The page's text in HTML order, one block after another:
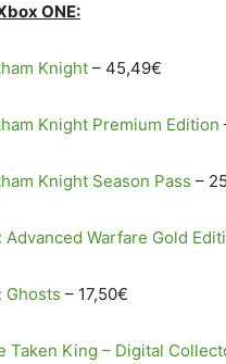
ONE:
Knight – 45,49€
Knight Premium Edition
Knight Season Pass –
Advanced Warfare Gold
Ghosts – 17,50€
Taken King – Digital